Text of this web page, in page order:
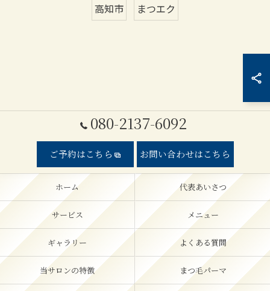
高知市 まつエク
080-2137-6092
ご予約はこちら お問い合わせはこちら
ホーム 代表あいさつ
サービス メニュー
ギャラリー よくある質問
当サロンの特徴 まつ毛パーマ